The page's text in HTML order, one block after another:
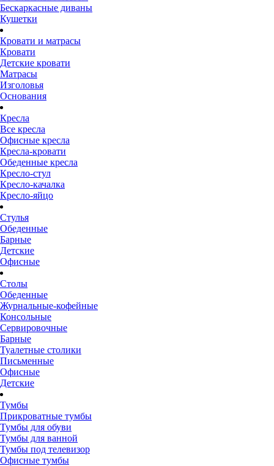
Бескаркасные диваны
Кушетки
Кровати и матрасы
Кровати
Детские кровати
Матрасы
Изголовья
Основания
Кресла
Все кресла
Офисные кресла
Кресла-кровати
Обеденные кресла
Кресло-стул
Кресло-качалка
Кресло-яйцо
Стулья
Обеденные
Барные
Детские
Офисные
Столы
Обеденные
Журнальные-кофейные
Консольные
Сервировочные
Барные
Туалетные столики
Письменные
Офисные
Детские
Тумбы
Прикроватные тумбы
Тумбы для обуви
Тумбы для ванной
Тумбы под телевизор
Офисные тумбы